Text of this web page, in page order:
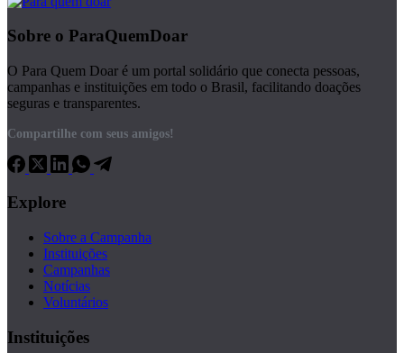
Sobre o ParaQuemDoar
O Para Quem Doar é um portal solidário que conecta pessoas,
campanhas e instituições em todo o Brasil, facilitando doações
seguras e transparentes.
Compartilhe com seus amigos!
Explore
Sobre a Campanha
Instituições
Campanhas
Notícias
Voluntários
Instituições